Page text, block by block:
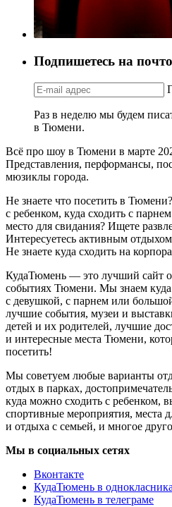
Подпишетесь на
Раз в неделю мы будем
в Тюмени.
Всё про шоу в Тюмени в марте
Представления, перформансы,
мюзиклы города.
Не знаете что посетить в
с ребенком, куда сходить с
место для свидания? Ищете
Интересуетесь активным
Не знаете куда сходить на
КудаТюмень — это лучший сайт
событиях Тюмени. Мы знаем
с девушкой, с парнем или
лучшие события, музеи и
детей и их родителей, лучшие
и интересные места Тюмени,
посетить!
Мы советуем любые варианты
отдых в парках,
куда можно сходить с ребенком,
спортивные мероприятия, места
и отдыха с семьей, и многое
Мы в социальных сетях
Вконтакте
КудаТюмень в
КудаТюмень в телеграме